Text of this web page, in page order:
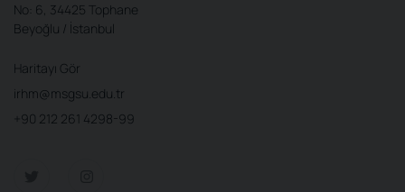
No: 6, 34425 Tophane
Beyoğlu / İstanbul
Haritayı Gör
irhm@msgsu.edu.tr
+90 212 261 4298-99